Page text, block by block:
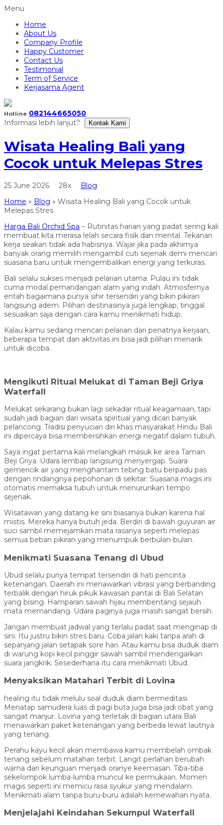
Menu
Home
About Us
Company Profile
Happy Customer
Contact Us
Testimonial
Term of Service
Kerjasama Agent
Hotline 082144665050
Informasi lebih lanjut?
Kontak Kami
Wisata Healing Bali yang
Cocok untuk Melepas Stres
25 June 2026 28x
Blog
Home » Blog » Wisata Healing Bali yang Cocok untuk
Melepas Stres
Harga Bali Orchid Spa – Rutinitas harian yang padat sering kali
membuat kita merasa lelah secara fisik dan mental. Tekanan
kerja seakan tidak ada habisnya. Wajar jika pada akhirnya
banyak orang memilih mengambil cuti sejenak demi mencari
suasana baru untuk mengembalikan energi yang terkuras.
Bali selalu sukses menjadi pelarian utama. Pulau ini tidak
cuma modal pemandangan alam yang indah. Atmosfernya
entah bagaimana punya sihir tersendiri yang bikin pikiran
langsung adem. Pilihan destinasinya juga lengkap, tinggal
sesuaikan saja dengan cara kamu menikmati hidup.
Kalau kamu sedang mencari pelarian dari penatnya kerjaan,
beberapa tempat dan aktivitas ini bisa jadi pilihan menarik
untuk dicoba.
Mengikuti Ritual Melukat di Taman Beji Griya
Waterfall
Melukat sekarang bukan lagi sekadar ritual keagamaan, tapi
sudah jadi bagian dari wisata spiritual yang dicari banyak
pelancong. Tradisi penyucian diri khas masyarakat Hindu Bali
ini dipercaya bisa membersihkan energi negatif dalam tubuh.
Saya ingat pertama kali melangkah masuk ke area Taman
Beji Griya. Udara lembap langsung menyergap. Suara
gemericik air yang menghantam tebing batu berpadu pas
dengan rindangnya pepohonan di sekitar. Suasana magis ini
otomatis memaksa tubuh untuk menurunkan tempo
sejenak.
Wisatawan yang datang ke sini biasanya bukan karena hal
mistis. Mereka hanya butuh jeda. Berdiri di bawah guyuran air
suci sambil memejamkan mata rasanya seperti melepas
semua beban pikiran yang menumpuk berbulan-bulan.
Menikmati Suasana Tenang di Ubud
Ubud selalu punya tempat tersendiri di hati pencinta
ketenangan. Daerah ini menawarkan vibrasi yang berbanding
terbalik dengan hiruk pikuk kawasan pantai di Bali Selatan
yang bising. Hamparan sawah hijau membentang sejauh
mata memandang. Udara paginya juga masih sangat bersih.
Jangan membuat jadwal yang terlalu padat saat menginap di
sini. Itu justru bikin stres baru. Coba jalan kaki tanpa arah di
sepanjang jalan setapak sore hari. Atau kamu bisa duduk diam
di warung kopi kecil pinggir sawah sambil mendengarkan
suara jangkrik. Sesederhana itu cara menikmati Ubud.
Menyaksikan Matahari Terbit di Lovina
healing itu tidak melulu soal duduk diam bermeditasi.
Menatap samudera luas di pagi buta juga bisa jadi obat yang
sangat manjur. Lovina yang terletak di bagian utara Bali
menawarkan paket ketenangan yang berbeda lewat lautnya
yang tenang.
Perahu kayu kecil akan membawa kamu membelah ombak
tenang sebelum matahari terbit. Langit perlahan berubah
warna dari keunguan menjadi oranye keemasan. Tiba-tiba
sekelompok lumba-lumba muncul ke permukaan. Momen
magis seperti ini memicu rasa syukur yang mendalam.
Menikmati alam tanpa buru-buru adalah kemewahan nyata.
Menjelajahi Keindahan Sekumpul Waterfall